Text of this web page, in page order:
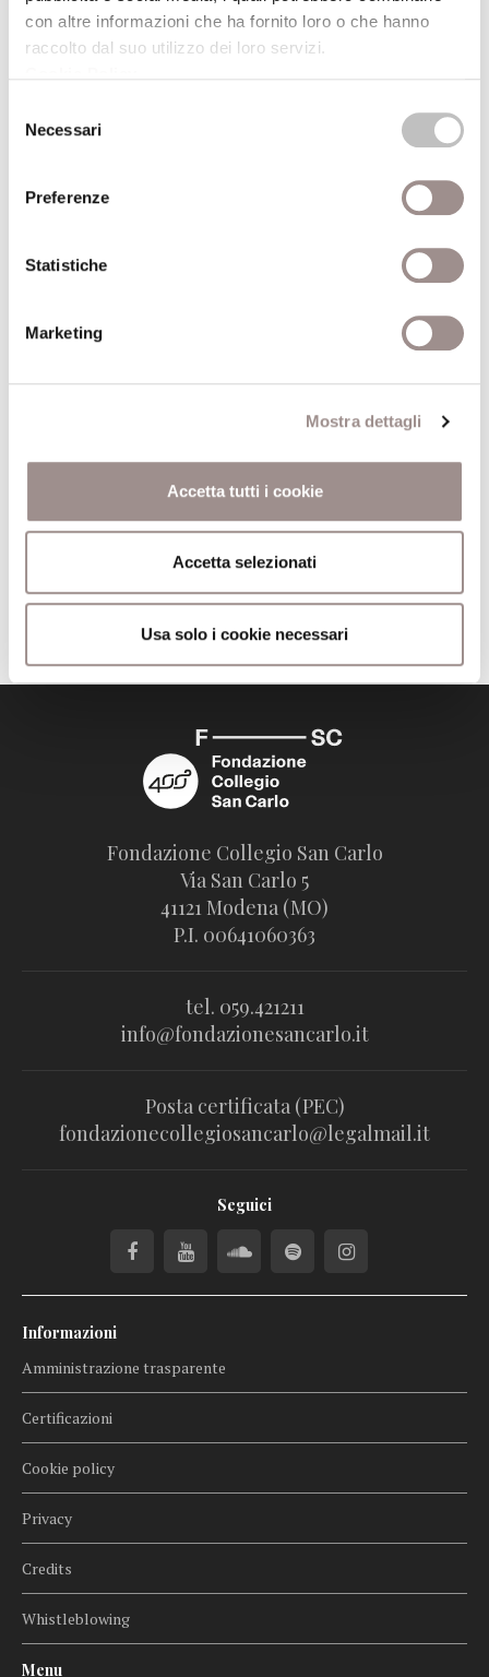
con altre informazioni che ha fornito loro o che hanno
raccolto dal suo utilizzo dei loro servizi.
delNecessari
Preferenze
Statistiche
Marketing
Mostra dettagli
Accetta tutti i cookie
Accetta selezionati
Usa solo i cookie necessari
Manlio Brusatin
del disegno - Università
Anno
Anno
Pagine
102
Editore Einaudi
Trova il volume alla Biblioteca San Carlo
Fondazione Collegio San Carlo
Via San Carlo 5
41121 Modena (MO)
P.I. 00641060363
tel. 059.421211
info@fondazionesancarlo.it
Posta certificata (PEC)
fondazionecollegiosancarlo@legalmail.it
Seguici
Informazioni
Amministrazione trasparente
Certificazioni
Cookie policy
Privacy
Credits
Whistleblowing
Menu